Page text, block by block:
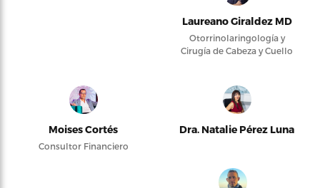
Laureano Giraldez MD
Otorrinolaringología y
Cirugía de Cabeza y Cuello
Moises Cortés
Consultor Financiero
Dra. Natalie Pérez Luna